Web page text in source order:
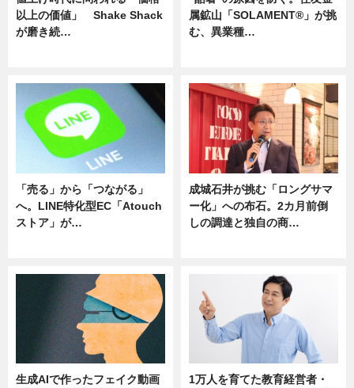
以上の価値」 Shake Shack
が磨き続…
属鉱山「SOLAMENT®」が挑
む、異業種…
「売る」から「つながる」
へ。LINE特化型EC「Atouch
ストア」が…
成城石井が挑む「ロングサマ
ー化」への布石。2カ月前倒
しの調達と独自の商…
生成AIで作ったフェイク動画
1万人を育てた教育経営者・